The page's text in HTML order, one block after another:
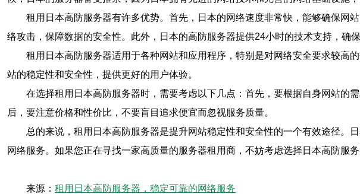
租用日本高防服务器有许多优势。首先，日本的网络速度非常快，能够确保网
络攻击，保障数据的安全性。此外，日本的高防服务器提供24小时的技术支持，确
租用日本高防服务器适用于各种网站和应用程序，特别是对网络安全要求较高
站的稳定性和安全性，提供更好的用户体验。
在选择租用日本高防服务器时，需要考虑以下几点：首先，要根据自身网站的
后，要注意价格和性价比，不要盲目追求便宜而忽视服务质量。
总的来说，租用日本高防服务器是提升网站稳定性和安全性的一个有效途径。
网络服务。如果您正在寻找一家高质量的服务器租用商，不妨考虑选择日本高防服
来源： 租用日本高防服务器，稳定可靠的网络服务